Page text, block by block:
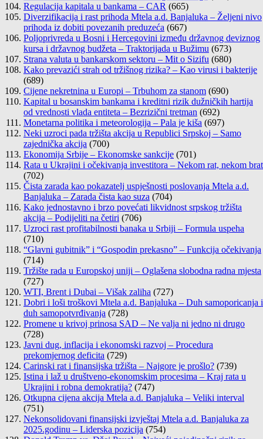
Regulacija kapitala u bankama – CAR (665)
Diverzifikacija i rast prihoda Mtela a.d. Banjaluka – Željeni nivo
prihoda iz dobiti povezanih preduzeća (667)
Poljoprivreda u Bosni i Hercegovini između državnog deviznog
kursa i državnog budžeta – Traktorijada u Bužimu (673)
Strana valuta u bankarskom sektoru – Mit o Sizifu (680)
Kako prevazići strah od tržišnog rizika? – Kao virusi i bakterije
(689)
Cijene nekretnina u Europi – Trbuhom za stanom (690)
Kapital u bosanskim bankama i kreditni rizik dužničkih hartija
od vrednosti vlada entiteta – Bezrizični tretman (692)
Monetarna politika i meteorologija – Pala je kiša (697)
Neki uzroci pada tržišta akcija u Republici Srpskoj – Samo
zajednička akcija (700)
Ekonomija Srbije – Ekonomske sankcije (701)
Rata u Ukrajini i očekivanja investitora – Nekom rat, nekom brat
(702)
Čista zarada kao pokazatelj uspješnosti poslovanja Mtela a.d.
Banjaluka – Zarada čista kao suza (704)
Kako jednostavno i brzo povećati likvidnost srpskog tržišta
akcija – Podijeliti na četiri (706)
Uzroci rast profitabilnosti banaka u Srbiji – Formula uspeha
(710)
“Glavni gubitnik” i “Gospodin prekasno” – Funkcija očekivanja
(714)
Tržište rada u Europskoj uniji – Oglašena slobodna radna mjesta
(727)
WTI, Brent i Dubai – Višak zaliha (727)
Dobri i loši troškovi Mtela a.d. Banjaluka – Duh samoporicanja i
duh samopotvrđivanja (728)
Promene u krivoj prinosa SAD – Ne valja ni jedno ni drugo
(728)
Javni dug, inflacija i ekonomski razvoj – Procedura
prekomjernog deficita (729)
Carinski rat i finansijska tržišta – Najgore je prošlo? (739)
Istina i laž u društveno-ekonomskim procesima – Kraj rata u
Ukrajini i robna demokratija? (747)
Otkupna cijena akcija Mtela a.d. Banjaluka – Veliki interval
(751)
Nekonsolidovani finansijski izvještaj Mtela a.d. Banjaluka za
2025.godinu – Liderska pozicija (754)